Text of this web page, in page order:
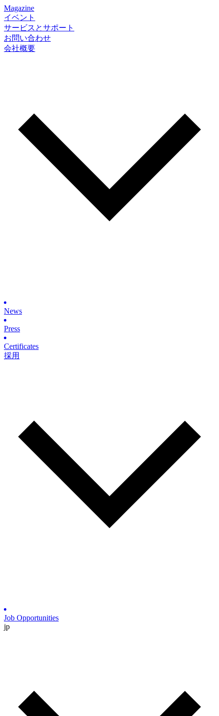
Magazine
イベント
サービスとサポート
お問い合わせ
会社概要
News
Press
Certificates
採用
Job Opportunities
jp